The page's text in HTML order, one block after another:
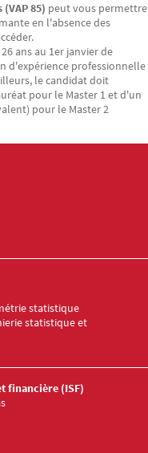
85) peut vous permettre
en l'absence des
ans au 1er janvier de
d'expérience professionnelle
le candidat doit
pour le Master 1 et d'un
pour le Master 2
statistique
statistique et
financière (ISF)